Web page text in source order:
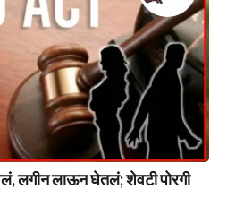
लगीन लाऊन घेतलं; शेवटी पोरगी